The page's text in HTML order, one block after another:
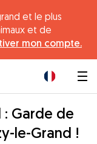
et le plus
et de
mon compte.
Garde de
le-Grand !